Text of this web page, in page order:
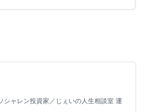
シャレン投資家／じぇいの人生相談室 運